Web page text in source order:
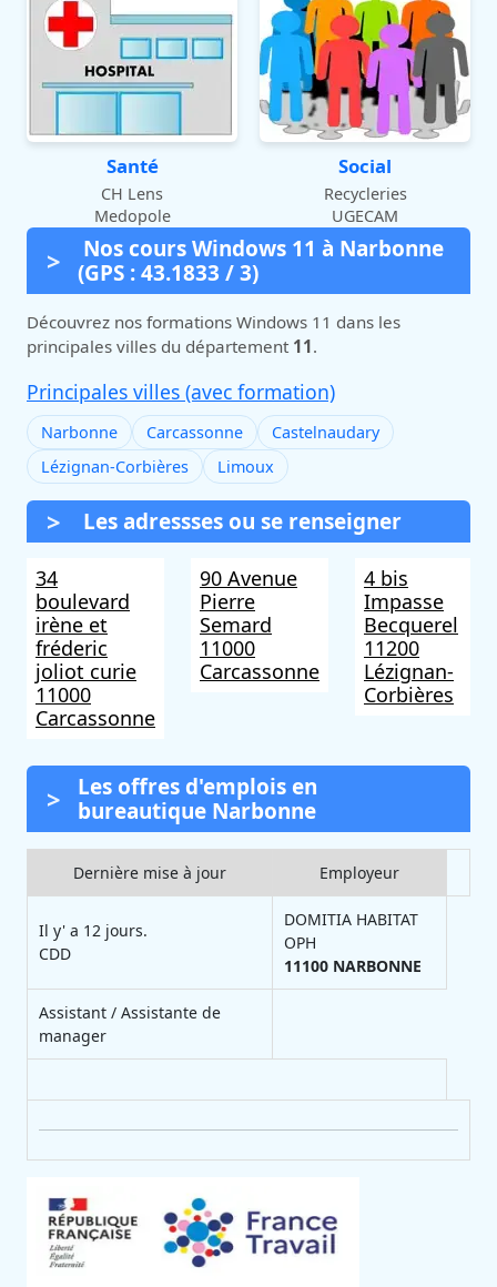
Santé
CH Lens
Medopole
Social
Recycleries
UGECAM
Nos cours Windows 11 à Narbonne
(GPS : 43.1833 / 3)
Découvrez nos formations Windows 11 dans les
principales villes du département 11.
Principales villes (avec formation)
Narbonne Carcassonne
Castelnaudary
Lézignan-Corbières
Limoux
Les adressses ou se renseigner
34
boulevard
irène et
fréderic
joliot curie
11000
Carcassonne
90 Avenue
Pierre
Semard
11000
Carcassonne
4 bis
Impasse
Becquerel
11200
Lézignan-
Corbières
Les offres d'emplois en
bureautique Narbonne
Dernière mise à jour Employeur
Il y' a 12 jours.
CDD
DOMITIA HABITAT
OPH
11100 NARBONNE
Assistant / Assistante de
manager